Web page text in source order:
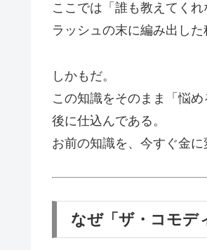
ここでは「誰も教えてく
ラッシュの末に編み出し
しかもだ。
この知識をそのまま「悩
後に仕込んである。
お前の知識を、今すぐ金に
なぜ「ザ・コモデ